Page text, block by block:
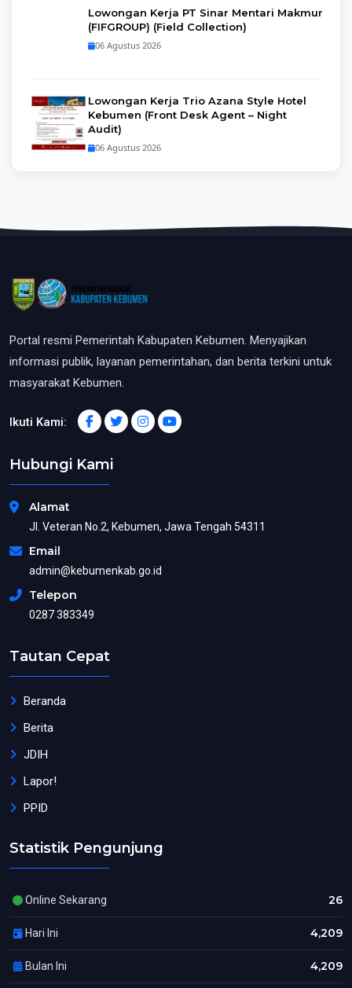
Lowongan Kerja PT Sinar Mentari Makmur
(FIFGROUP) (Field Collection)
06 Agustus 2026
Lowongan Kerja Trio Azana Style Hotel
Kebumen (Front Desk Agent – Night
Audit)
06 Agustus 2026
Portal resmi Pemerintah Kabupaten Kebumen. Menyajikan
informasi publik, layanan pemerintahan, dan berita terkini untuk
masyarakat Kebumen.
Ikuti Kami:
Hubungi Kami
Alamat
Jl. Veteran No.2, Kebumen, Jawa Tengah 54311
Email
admin@kebumenkab.go.id
Telepon
0287 383349
Tautan Cepat
Beranda
Berita
JDIH
Lapor!
PPID
Statistik Pengunjung
Online Sekarang 26
Hari Ini 4,209
Bulan Ini 4,209